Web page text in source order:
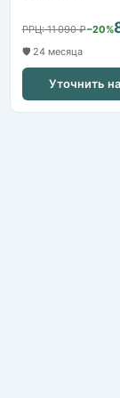
РРЦ: 11 090 ₽−20%
🛡️ 24 месяца
Уточнить